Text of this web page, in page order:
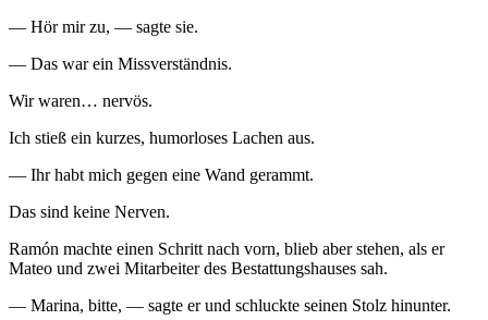
— Hör mir zu, — sagte sie.
— Das war ein Missverständnis.
Wir waren… nervös.
Ich stieß ein kurzes, humorloses Lachen aus.
— Ihr habt mich gegen eine Wand gerammt.
Das sind keine Nerven.
Ramón machte einen Schritt nach vorn, blieb aber stehen, als er
Mateo und zwei Mitarbeiter des Bestattungshauses sah.
— Marina, bitte, — sagte er und schluckte seinen Stolz hinunter.